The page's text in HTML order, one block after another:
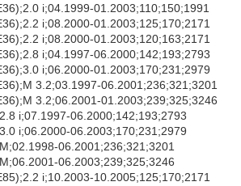
i;04.1999-01.2003;110;150;1991
i;08.2000-01.2003;125;170;2171
i;08.2000-01.2003;120;163;2171
i;04.1997-06.2000;142;193;2793
i;06.2000-01.2003;170;231;2979
3.2;03.1997-06.2001;236;321;3201
3.2;06.2001-01.2003;239;325;3246
i;07.1997-06.2000;142;193;2793
i;06.2000-06.2003;170;231;2979
06.2001;236;321;3201
06.2003;239;325;3246
i;10.2003-10.2005;125;170;2171